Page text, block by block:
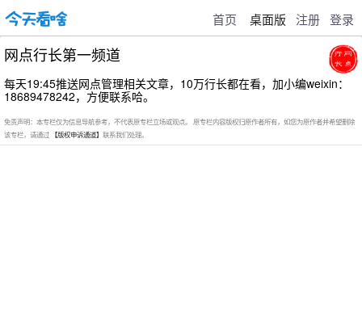
首页 桌面版 注册 登录
网点行长第一频道
每天19:45推送网点管理相关文章，10万行长都在看，加小编weixin：
18689478242，方便联系哈。
免责声明：本专栏仅为信息导航参考，不代表原专栏立场或观点。 原专栏内容版权归原作者所有，如您为原作者并希望删除
该专栏，请通过 【版权申诉通道】 联系我们处理。